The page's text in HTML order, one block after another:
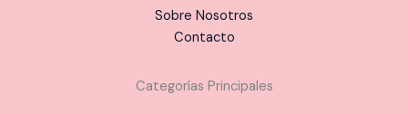
Sobre Nosotros
Contacto
Categorías Principales